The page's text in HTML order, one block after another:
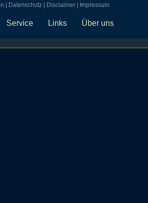
Datenschutz| Disclaimer| Impressum
Service Links Über uns